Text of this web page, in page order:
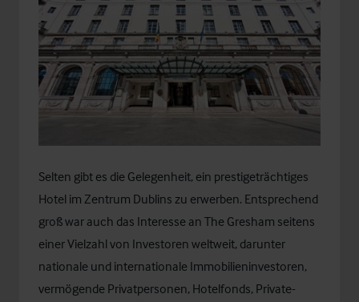
Selten gibt es die Gelegenheit, ein prestigeträchtiges
Hotel im Zentrum Dublins zu erwerben. Entsprechend
groß war auch das Interesse an The Gresham seitens
einer Vielzahl von Investoren weltweit, darunter
nationale und internationale Immobilieninvestoren,
vermögende Privatpersonen, Hotelfonds, Private-